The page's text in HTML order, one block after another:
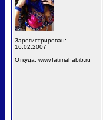
Зарегистрирован:
16.02.2007
Откуда: www.fatimahabib.ru